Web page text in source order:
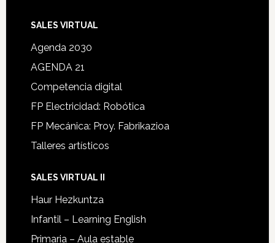
SALES VIRTUAL
Agenda 2030
AGENDA 21
Competencia digital
FP Electricidad: Robótica
FP Mecánica: Proy. Fabrikazioa
Talleres artísticos
SALES VIRTUAL II
Haur Hezkuntza
Infantil – Learning English
Primaria – Aula estable